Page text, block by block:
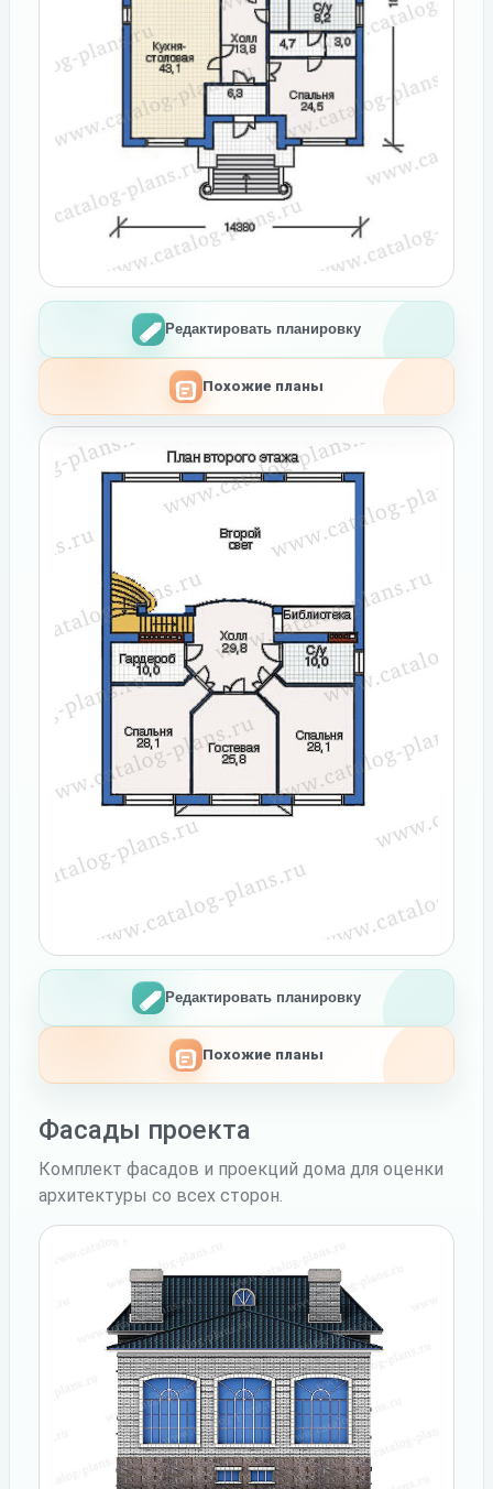
Редактировать планировку
Похожие планы
Редактировать планировку
Похожие планы
Фасады проекта
Комплект фасадов и проекций дома для оценки
архитектуры со всех сторон.